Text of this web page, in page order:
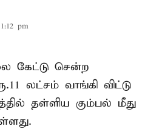
pm
கேட்டு சென்ற
லட்சம் வாங்கி விட்டு
தள்ளிய கும்பல் மீது